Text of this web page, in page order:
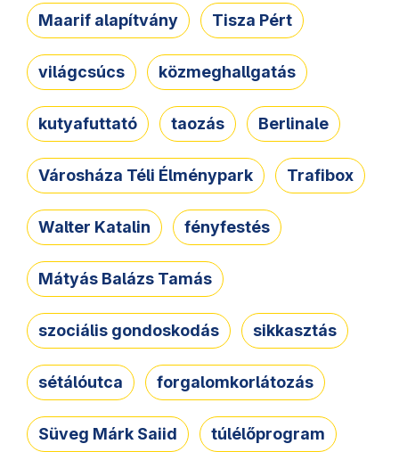
Maarif alapítvány Tisza Pért
világcsúcs közmeghallgatás
kutyafuttató taozás Berlinale
Városháza Téli Élménypark Trafibox
Walter Katalin fényfestés
Mátyás Balázs Tamás
szociális gondoskodás sikkasztás
sétálóutca forgalomkorlátozás
Süveg Márk Saiid túlélőprogram